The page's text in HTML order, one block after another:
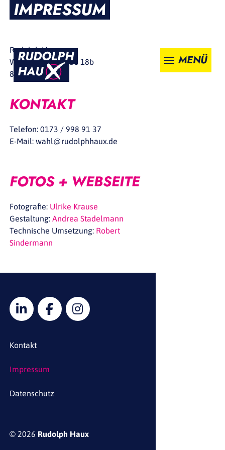
MENÜ
RUDOLPH
HAU
IMPRESSUM
Rudolph Haux
Wolf-Ferrari-Straße 18b
82152 Krailling
KONTAKT
Telefon: 0173 / 998 91 37
E-Mail: wahl@rudolphhaux.de
FOTOS + WEBSEITE
Fotografie: Ulrike Krause
Gestaltung: Andrea Stadelmann
Technische Umsetzung: Robert
Sindermann
© 2026 Rudolph Haux
Kontakt
Impressum
Datenschutz